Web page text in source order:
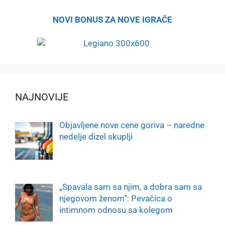
NOVI BONUS ZA NOVE IGRAČE
NAJNOVIJE
Objavljene nove cene goriva – naredne
nedelje dizel skuplji
„Spavala sam sa njim, a dobra sam sa
njegovom ženom“: Pevačica o
intimnom odnosu sa kolegom